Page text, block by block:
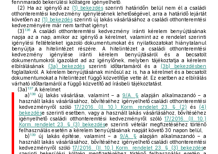
fennmaradó bekerülési költségre igényelhető.
(2) Ha az igénylő az (1) bekezdésszerinti határidőn belül nem él a családi
otthonteremtési kedvezmény igénylésének lehetőségével, arra a határidő lejártát
követően az (1) bekezdésszerinti új lakás vásárlásához a családi otthonteremtési
kedvezményére már nem tarthat igényt.
(3) 136
A családi otthonteremtési kedvezmény iránti kérelem benyújtásának
napja az a nap, amikor az igénylő a kérelmet, valamint az e rendelet szerinti
igénylési feltételeket igazoló dokumentumokat és nyilatkozatokat hiánytalanul
benyújtja a hitelintézet részére. A hitelintézet a családi otthonteremtési
kedvezmény igénylése iránti kérelem benyújtásáról és a becsatolt
dokumentumokról igazolást ad az igénylőnek, melyben tájékoztatja a kérelem
elbírálásának (3a) bekezdésszerinti időtartamáról és a (3b) bekezdésben
foglaltakról. A kérelem benyújtásának minősül az is, ha a kérelmet és a becsatolt
dokumentumokat a hitelintézet függő közvetítője vette át. Ez esetben az elbírálás
várható időtartamáról a függő közvetítő ad írásbeli tájékoztatást.
(3a) 137 A kérelmet
a) 138új lakás vásárlása, valamint – a 9/A. § alapján alkalmazandó – a
használt lakás vásárlásához, bővítéséhez igényelhető családi otthonteremtési
kedvezményről szóló 17/2016. (II. 10.) Korm. rendelet 23. § (2) és (4)
bekezdése szerinti esetben, vagy a használt lakás vásárlásához, bővítéséhez
igényelhető családi otthonteremtési kedvezményről szóló 17/2016. (II. 10.)
Korm. rendelet 23. § (3) bekezdése szerinti vételár megfizetéséhez történő
felhasználás esetén a kérelem benyújtásának napját követő 30 napon belül,
b) 139új lakás építése, valamint – a 9/A. § alapján alkalmazandó – a
használt lakás vásárlásához, bővítéséhez igényelhető családi otthonteremtési
kedvezményről szóló17/2016. (II. 10.) Korm. rendelet 23. § (3) bekezdése